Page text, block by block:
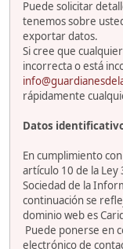
Puede solicitar
tenemos sobre
exportar datos.
Si cree que
incorrecta o está
rápidamente
Datos
En cumplimiento
artículo 10 de la Ley
Sociedad de la
continuación se
dominio web es
Puede ponerse en
electrónico de